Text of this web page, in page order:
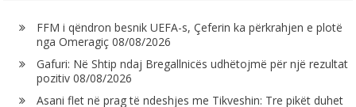
FFM i qëndron besnik UEFA-s, Çeferin ka përkrahjen e plotë
nga Omeragiç 08/08/2026
Gafuri: Në Shtip ndaj Bregallnicës udhëtojmë për një rezultat
pozitiv 08/08/2026
Asani flet në prag të ndeshjes me Tikveshin: Tre pikët duhet